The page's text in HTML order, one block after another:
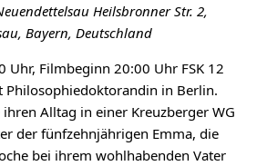
Heilsbronner Str. 2,
Bayern, Deutschland
Uhr, Filmbeginn 20:00 Uhr FSK 12
Philosophiedoktorandin in Berlin.
Alltag in einer Kreuzberger WG
der fünfzehnjährigen Emma, die
bei ihrem wohlhabenden Vater